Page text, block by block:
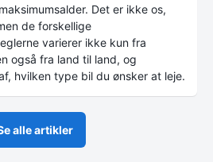
Det er ikke os,
de forskellige
varierer ikke kun fra
også fra land til land, og
hvilken type bil du ønsker at leje.
alle artikler